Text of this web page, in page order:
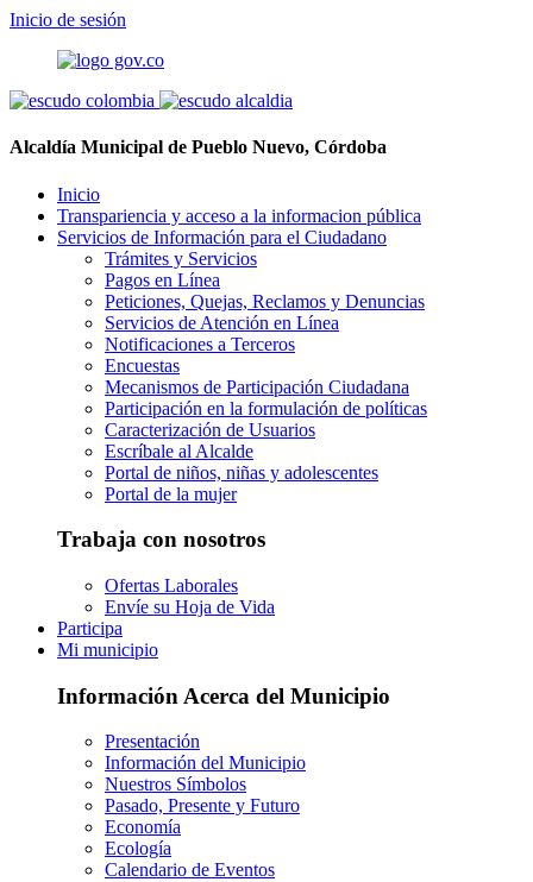
Inicio de sesión
Alcaldía Municipal de Pueblo Nuevo, Córdoba
Inicio
Transpariencia y acceso a la informacion pública
Servicios de Información para el Ciudadano
Trámites y Servicios
Pagos en Línea
Peticiones, Quejas, Reclamos y Denuncias
Servicios de Atención en Línea
Notificaciones a Terceros
Encuestas
Mecanismos de Participación Ciudadana
Participación en la formulación de políticas
Caracterización de Usuarios
Escríbale al Alcalde
Portal de niños, niñas y adolescentes
Portal de la mujer
Trabaja con nosotros
Ofertas Laborales
Envíe su Hoja de Vida
Participa
Mi municipio
Información Acerca del Municipio
Presentación
Información del Municipio
Nuestros Símbolos
Pasado, Presente y Futuro
Economía
Ecología
Calendario de Eventos